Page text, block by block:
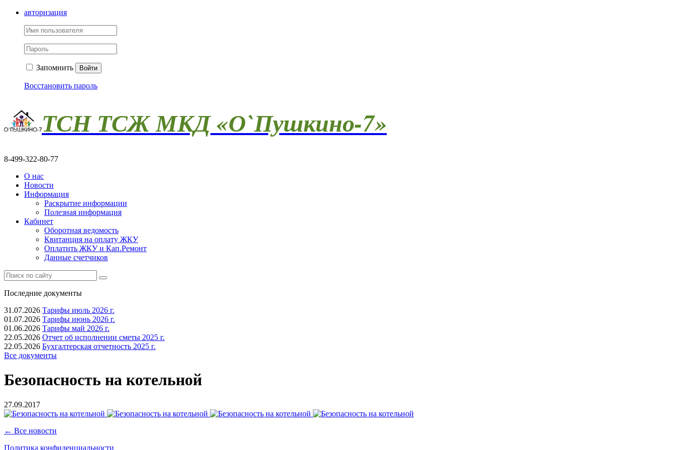
авторизация
Запомнить Войти
Восстановить пароль
ТСН ТСЖ МКД «О`Пушкино-7»
8-499-322-80-77
О нас
Новости
Информация
Раскрытие информации
Полезная информация
Кабинет
Оборотная ведомость
Квитанция на оплату ЖКУ
Оплатить ЖКУ и Кап.Ремонт
Данные счетчиков
Последние документы
31.07.2026 Тарифы июль 2026 г.
01.07.2026 Тарифы июнь 2026 г.
01.06.2026 Тарифы май 2026 г.
22.05.2026 Отчет об исполнении сметы 2025 г.
22.05.2026 Бухгалтерская отчетность 2025 г.
Все документы
Безопасность на котельной
27.09.2017
← Все новости
Политика конфиденциальности